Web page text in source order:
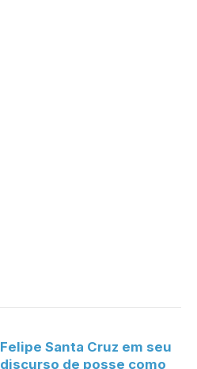
Felipe Santa Cruz em seu
discurso de posse como